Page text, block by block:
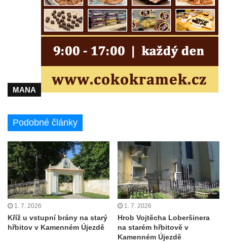
Svoru
Hrob Daniela Herrmanna na hřbitově ve
Hrob Josefa Nossbergera na hřbitově ve
Hrob rodiny Vlčkových na hřbitově v
Hrob rodiny Lahovských na hřbitově v
Brníkově
Hrob rodiny Šinovských na hřbitově v
Brníkově
Hrob rodiny Šinovských na hřbitově v
Brníkově
Hrob rodiny Makešových a Hertanových na
hřbitově u kostela svatého Jiljí v Ředhošti
Hrob rodiny Radvanovských na hřbitově u
MANA
Podobné články
1. 7. 2026
Kříž u vstupní brány na starý
hřbitov v Kamenném Újezdě
1. 7. 2026
Hrob Vojtěcha Loberšinera
na starém hřbitově v
Kamenném Újezdě